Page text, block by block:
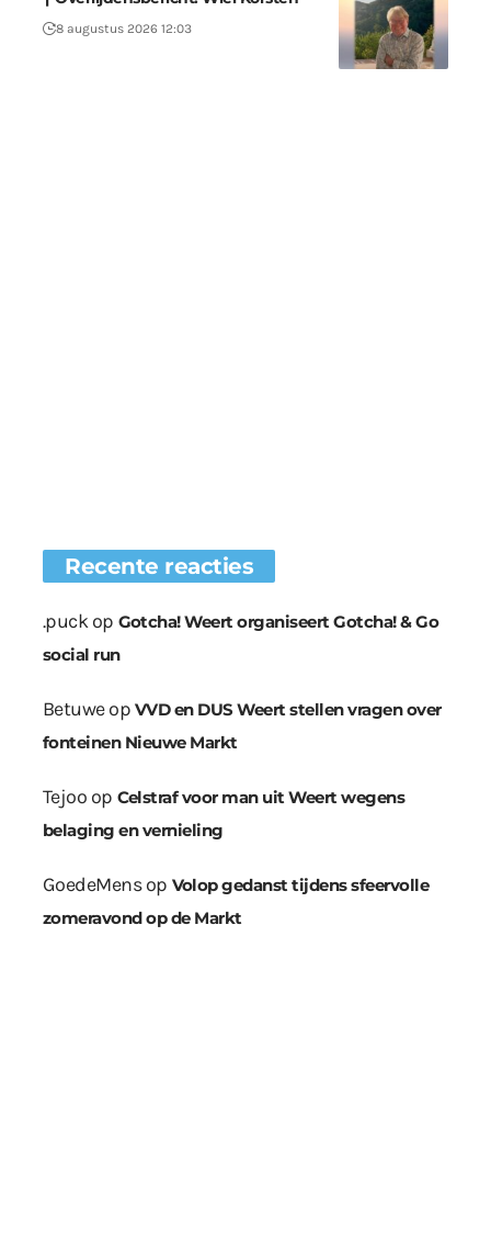
8 augustus 2026 12:03
Recente reacties
.puckop Gotcha! Weert organiseert Gotcha! & Go
social run
Betuweop VVD en DUS Weert stellen vragen over
fonteinen Nieuwe Markt
Tejoo op Celstraf voor man uit Weert wegens
belaging en vernieling
GoedeMensop Volop gedanst tijdens sfeervolle
zomeravond op de Markt